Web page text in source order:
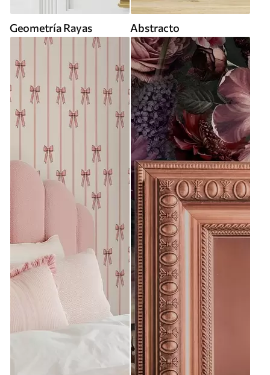
Geometría Rayas Abstracto